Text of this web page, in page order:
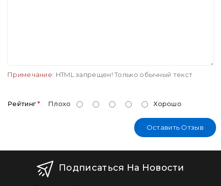
Примечание: HTML запрещен! Только обычный текст
Рейтинг Плохо Хорошо
Оставить Отзыв
Подписаться На Новости